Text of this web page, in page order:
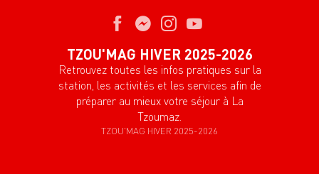
TZOU'MAG HIVER 2025-2026
Retrouvez toutes les infos pratiques sur la
station, les activités et les services afin de
préparer au mieux votre séjour à La
Tzoumaz.
TZOU'MAG HIVER 2025-2026